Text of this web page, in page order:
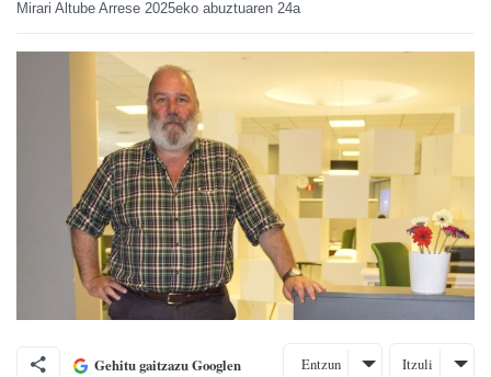
Mirari Altube Arrese 2025eko abuztuaren 24a
Gehitu gaitzazu Googlen Entzun Itzuli